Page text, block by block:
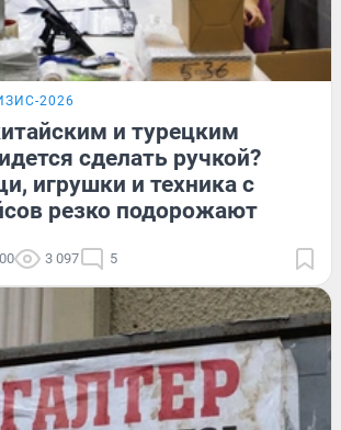
2026
и турецким
сделать ручкой?
игрушки и техника с
резко подорожают
3 097 5